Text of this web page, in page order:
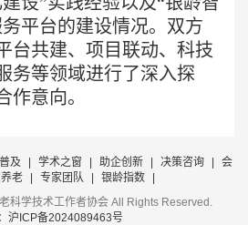
平台的建设情况。双方
台共建、项目联动、科技
务等领域进行了深入探
作意向。
及 | 学术之窗 | 助企创新 | 决策咨询 |
会
老 | 专家团队 | 银龄指数
|
科学技术工作者协会 All Rights Reserved.
沪ICP备2024089463号